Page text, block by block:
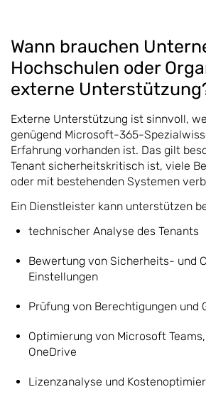
Wann brauchen
Hochschulen oder
externe
Externe Unterstützung ist sinnvoll,
genügend Microsoft-365-
Erfahrung vorhanden ist. Das gilt
Tenant sicherheitskritisch ist, viele
oder mit bestehenden Systemen
Ein Dienstleister kann unterstützen
technischer Analyse des Tenants
Bewertung von Sicherheits- und
Einstellungen
Prüfung von Berechtigungen und
Optimierung von Microsoft
OneDrive
Lizenzanalyse und